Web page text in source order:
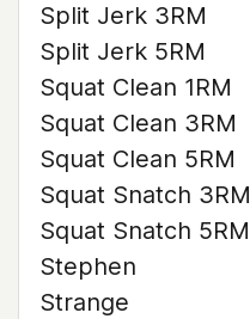
Split Jerk 3RM
Split Jerk 5RM
Squat Clean 1RM
Squat Clean 3RM
Squat Clean 5RM
Squat Snatch 3RM
Squat Snatch 5RM
Stephen
Strange